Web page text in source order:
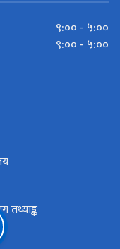
९:०० - ५:००
९:०० - ५:००
तथ्याङ्क